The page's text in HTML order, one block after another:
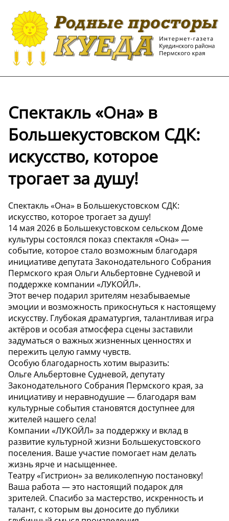
Спектакль «Она» в
Большекустовском СДК:
искусство, которое
трогает за душу!
Спектакль «Она» в Большекустовском СДК:
искусство, которое трогает за душу!
14 мая 2026 в Большекустовском сельском Доме
культуры состоялся показ спектакля «Она» —
событие, которое стало возможным благодаря
инициативе депутата Законодательного Собрания
Пермского края Ольги Альбертовне Судневой и
поддержке компании «ЛУКОЙЛ».
Этот вечер подарил зрителям незабываемые
эмоции и возможность прикоснуться к настоящему
искусству. Глубокая драматургия, талантливая игра
актёров и особая атмосфера сцены заставили
задуматься о важных жизненных ценностях и
пережить целую гамму чувств.
Особую благодарность хотим выразить:
Ольге Альбертовне Судневой, депутату
Законодательного Собрания Пермского края, за
инициативу и неравнодушие — благодаря вам
культурные события становятся доступнее для
жителей нашего села!
Компании «ЛУКОЙЛ» за поддержку и вклад в
развитие культурной жизни Большекустовского
поселения. Ваше участие помогает нам делать
жизнь ярче и насыщеннее.
Театру «Гистрион» за великолепную постановку!
Ваша работа — это настоящий подарок для
зрителей. Спасибо за мастерство, искренность и
талант, с которым вы доносите до публики